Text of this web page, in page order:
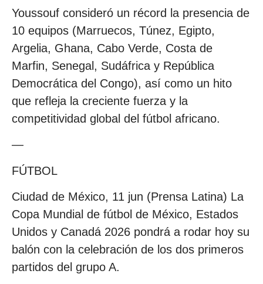
Youssouf consideró un récord la presencia de
10 equipos (Marruecos, Túnez, Egipto,
Argelia, Ghana, Cabo Verde, Costa de
Marfin, Senegal, Sudáfrica y República
Democrática del Congo), así como un hito
que refleja la creciente fuerza y la
competitividad global del fútbol africano.
—
FÚTBOL
Ciudad de México, 11 jun (Prensa Latina) La
Copa Mundial de fútbol de México, Estados
Unidos y Canadá 2026 pondrá a rodar hoy su
balón con la celebración de los dos primeros
partidos del grupo A.